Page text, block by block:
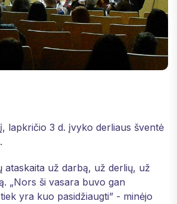
lapkričio 3 d. įvyko derliaus šventė
ataskaita už darbą, už derlių, už
„Nors ši vasara buvo gan
yra kuo pasidžiaugti” - minėjo